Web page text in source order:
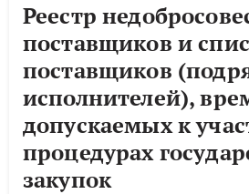
Реестр
поставщиков и
поставщиков
исполнителей),
допускаемых к
процедурах
закупок